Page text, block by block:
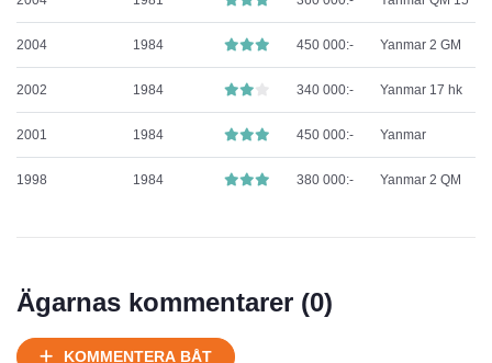
2004 1984 450 000:- Yanmar 2 GM
2002 1984 340 000:- Yanmar 17 hk
2001 1984 450 000:- Yanmar
1998 1984 380 000:- Yanmar 2 QM
Ägarnas kommentarer (0)
KOMMENTERA BÅT